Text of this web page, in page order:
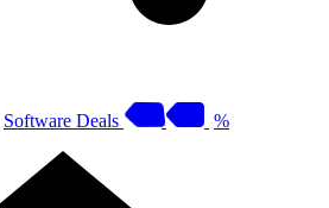
Software Deals %